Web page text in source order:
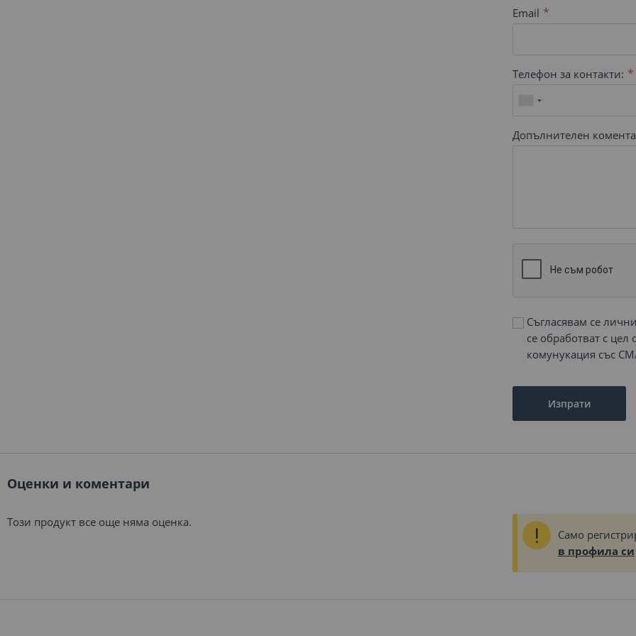
Email
Телефон за контакти:
Допълнителен
Съгласявам се
се обработват с
комунукация със
Изпрати
Оценки и коментари
Този продукт все още няма оценка.
Само
в профила си